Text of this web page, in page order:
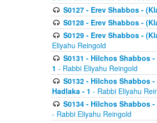
S0127 - Erev Shabbos -
S0128 - Erev Shabbos -
S0129 - Erev Shabbos -
Eliyahu Reingold
S0131 - Hilchos Shabbos
1 - Rabbi Eliyahu Reingold
S0132 - Hilchos Shabbos
Hadlaka - 1 - Rabbi Eliyahu
S0134 - Hilchos Shabbos
- Rabbi Eliyahu Reingold